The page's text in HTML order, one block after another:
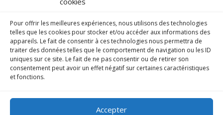
Pour offrir les meilleures expériences, nous utilisons des technologies
telles que les cookies pour stocker et/ou accéder aux informations des
appareils. Le fait de consentir à ces technologies nous permettra de
traiter des données telles que le comportement de navigation ou les ID
uniques sur ce site. Le fait de ne pas consentir ou de retirer son
consentement peut avoir un effet négatif sur certaines caractéristiques
et fonctions.
Accepter
– Temps consacré à l’expression de vos
ressentis
numériques & fichier audio